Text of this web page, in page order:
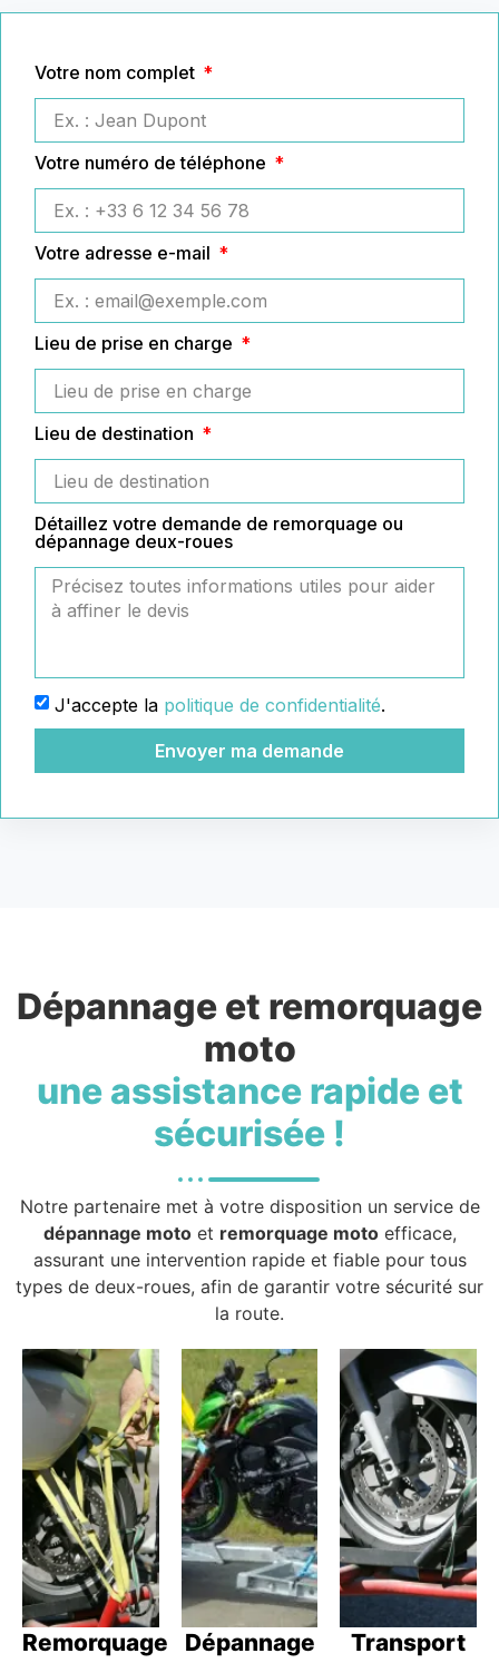
Votre nom complet
Votre numéro de téléphone
Votre adresse e-mail
Lieu de prise en charge
Lieu de destination
Détaillez votre demande de remorquage ou
dépannage deux-roues
J'accepte la politique de confidentialité.
Envoyer ma demande
Dépannage et remorquage
moto
une assistance rapide et
sécurisée !
Notre partenaire met à votre disposition un service de
dépannage motoet remorquage motoefficace,
assurant une intervention rapide et fiable pour tous
types de deux-roues, afin de garantir votre sécurité sur
la route.
Remorquage
Dépannage
Transport